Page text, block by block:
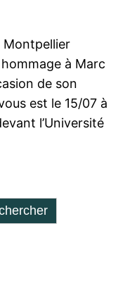
Montpellier
à Marc
de son
est le 15/07 à
l’Université